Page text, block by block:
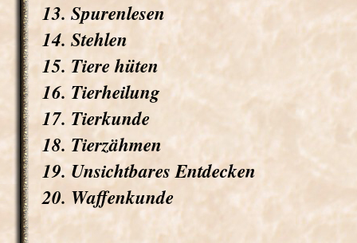
13. Spurenlesen
14. Stehlen
15. Tiere hüten
16. Tierheilung
17. Tierkunde
18. Tierzähmen
19. Unsichtbares Entdecken
20. Waffenkunde